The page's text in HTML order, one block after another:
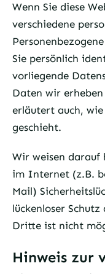
Wenn Sie diese
verschiedene
Sie persönlich
vorliegende
Daten wir
erläutert auch, wie
geschieht.
Wir weisen darauf
im Internet (z.B.
Mail)
lückenloser
Dritte ist nicht
Hinweis zur